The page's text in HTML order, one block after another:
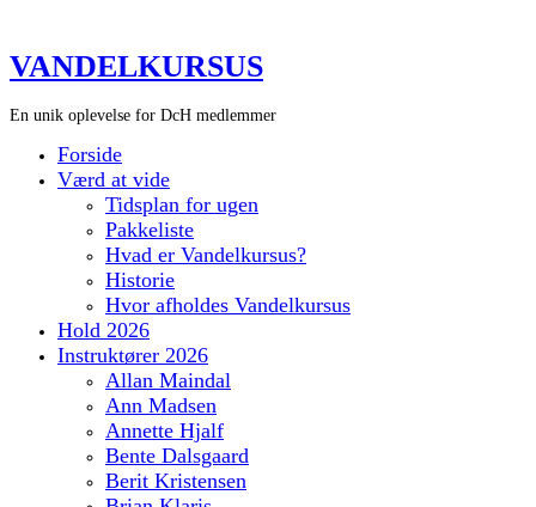
VANDELKURSUS
En unik oplevelse for DcH medlemmer
Forside
Værd at vide
Tidsplan for ugen
Pakkeliste
Hvad er Vandelkursus?
Historie
Hvor afholdes Vandelkursus
Hold 2026
Instruktører 2026
Allan Maindal
Ann Madsen
Annette Hjalf
Bente Dalsgaard
Berit Kristensen